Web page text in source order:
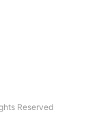
Reserved